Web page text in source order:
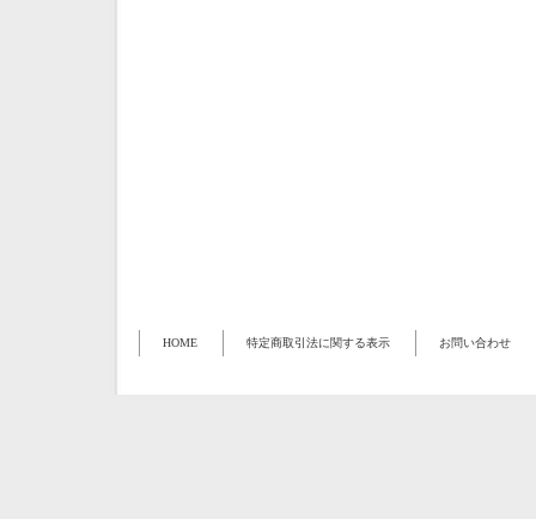
HOME 特定商取引法に関する表示 お問い合わせ